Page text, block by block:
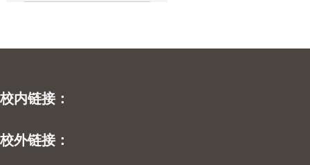
校内链接：
校外链接：